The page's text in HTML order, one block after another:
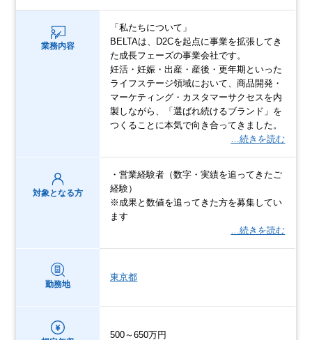
業務内容
「私たちについて」
BELTAは、D2Cを起点に事業を拡張してき
た成⾧フェーズの事業会社です。
妊活・妊娠・出産・産後・更年期といった
ライフステージ領域において、商品開発・
マーケティング・カスタマーサクセスを内
製しながら、「選ばれ続けるブランド」を
つくることに本気で向き合ってきました。
…続きを読む
対象となる方
・営業経験者（数字・実績を追ってきたご
経験）
※成果と数値を追ってきた方を募集してい
ます
…続きを読む
勤務地
東京都
500～650万円